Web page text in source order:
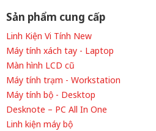
Sản phẩm cung cấp
Linh Kiện Vi Tính New
Máy tính xách tay - Laptop
Màn hình LCD cũ
Máy tính trạm - Workstation
Máy tính bộ - Desktop
Desknote – PC All In One
Linh kiện máy bộ